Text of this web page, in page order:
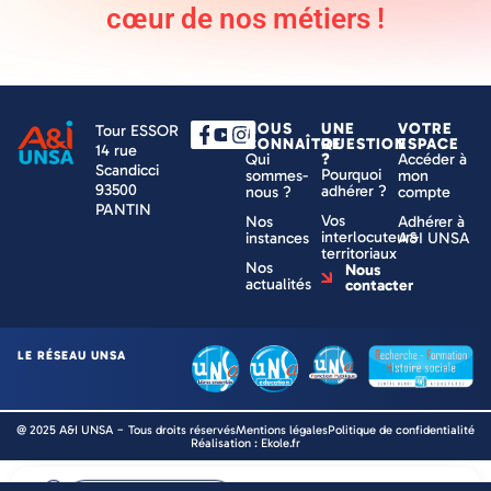
cœur de nos métiers !
Tour ESSOR
14 rue
Scandicci
93500
PANTIN
NOUS
CONNAÎTRE
Qui
sommes-
nous ?
Nos
instances
Nos
actualités
UNE
QUESTION
?
Pourquoi
adhérer ?
Vos
interlocuteurs
territoriaux
Nous
contacter
VOTRE
ESPACE
Accéder à
mon
compte
Adhérer à
A&I UNSA
LE RÉSEAU UNSA
@ 2025 A&I UNSA − Tous droits réservésMentions légalesPolitique de confidentialité
Réalisation : Ekole.fr